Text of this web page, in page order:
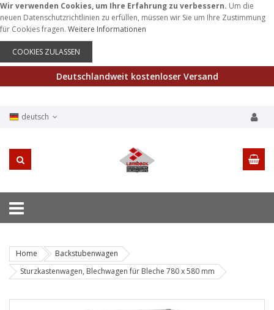
Wir verwenden Cookies, um Ihre Erfahrung zu verbessern. Um die
neuen Datenschutzrichtlinien zu erfüllen, müssen wir Sie um Ihre Zustimmung
für Cookies fragen. Weitere Informationen
COOKIES ZULASSEN
Deutschlandweit kostenloser Versand
deutsch
Home
Backstubenwagen
Sturzkastenwagen, Blechwagen für Bleche 780 x 580 mm